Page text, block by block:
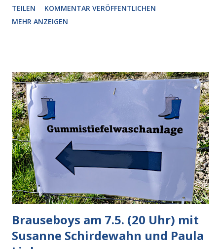
radikalisierte, weil sie ohnehin kurz vor dem Austausch
stand. Das ist sogar recht logisch, aber nicht, um den
unauffälliger machen muss, damit die KI rechtslastig
argumentiert. So wird jetzt berichtet, dass der neue Grok
bei diversen Anfragen zu kontroversen Themen auf dem
Weg zu einer Antwort erst einmal Elons eigene Sicht der
Dinge auf Twitter abfragen und entscheidend relevant
verarbeiten muss. Das ist lächerlich und gefährlich
zugleich. Denn eine Information fehlt noch, Grok soll
künftig in den US-amerikanischen Behörden mitarbeiten,
zuvord...
TEILEN
KOMMENTAR VERÖFFENTLICHEN
MEHR ANZEIGEN
Brauseboys am 7.5. (20 Uhr) mit
Susanne Schirdewahn und Paula